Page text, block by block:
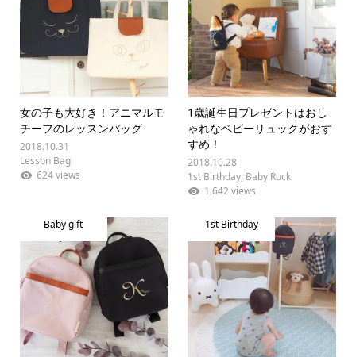
女の子も大好き！アニマルモ
チーフのレッスンバッグ
2018.10.31
Lesson Bag
624 views
1歳誕生日プレゼントはおし
ゃれなベビーリュックがおす
すめ！
2018.10.28
1st Birthday, Baby Ruck
1,642 views
Baby gift 1st Birthday